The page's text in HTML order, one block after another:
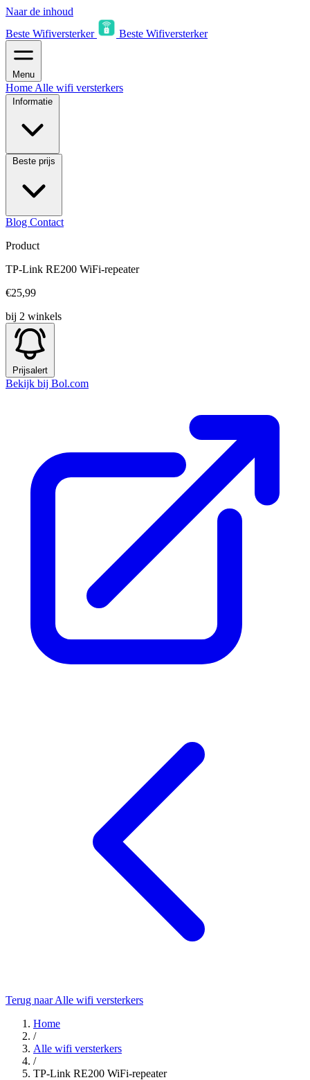
Naar de inhoud
Beste Wifiversterker
Beste Wifiversterker
Menu
Home Alle wifi versterkers
Informatie
Beste prijs
Blog Contact
Product
TP-Link RE200 WiFi-repeater
€25,99
bij 2 winkels
Prijsalert
Bekijk bij Bol.com
Terug naar Alle wifi versterkers
Home
/
Alle wifi versterkers
/
TP-Link RE200 WiFi-repeater